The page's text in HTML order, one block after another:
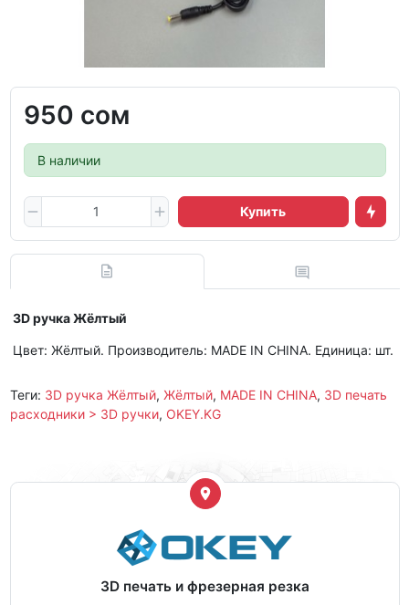
950 сом
В наличии
Купить
3D ручка Жёлтый
Цвет: Жёлтый. Производитель: MADE IN CHINA. Единица: шт.
Теги: 3D ручка Жёлтый, Жёлтый, MADE IN CHINA, 3D печать
расходники > 3D ручки, OKEY.KG
3D печать и фрезерная резка